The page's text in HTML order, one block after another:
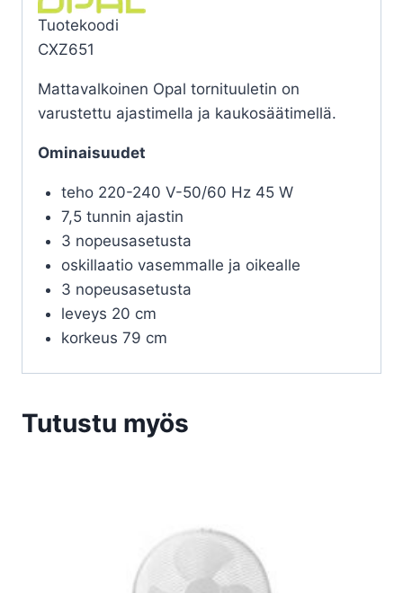
Tuotekoodi
CXZ651
Mattavalkoinen Opal tornituuletin on
varustettu ajastimella ja kaukosäätimellä.
Ominaisuudet
teho 220-240 V-50/60 Hz 45 W
7,5 tunnin ajastin
3 nopeusasetusta
oskillaatio vasemmalle ja oikealle
3 nopeusasetusta
leveys 20 cm
korkeus 79 cm
Tutustu myös